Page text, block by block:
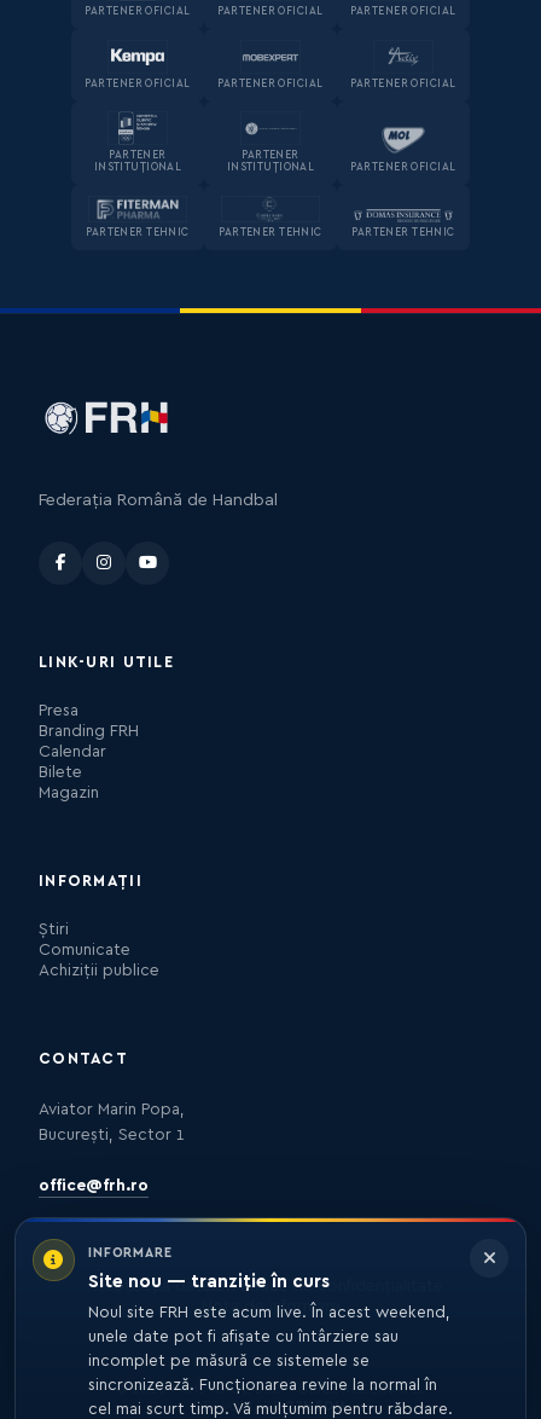
PARTENER OFICIAL PARTENER OFICIAL PARTENER OFICIAL
PARTENER OFICIAL PARTENER OFICIAL PARTENER OFICIAL
PARTENER
INSTITUȚIONAL
PARTENER
INSTITUȚIONAL
PARTENER OFICIAL
PARTENER TEHNIC PARTENER TEHNIC PARTENER TEHNIC
INFORMARE
Site nou — tranziție în curs
Noul site FRH este acum live. În acest weekend,
unele date pot fi afișate cu întârziere sau
incomplet pe măsură ce sistemele se
sincronizează. Funcționarea revine la normal în
cel mai scurt timp. Vă mulțumim pentru răbdare.
Federația Română de Handbal
LINK-URI UTILE
Presa
Branding FRH
Calendar
Bilete
Magazin
INFORMAȚII
Știri
Comunicate
Achiziții publice
CONTACT
Aviator Marin Popa,
București, Sector 1
office@frh.ro
Protecția datelorPolitica de confidențialitate
Nota de informare
© 2026 FRH. TOATE DREPTURILE REZERVATE.
DEZVOLTARE27MEDIA